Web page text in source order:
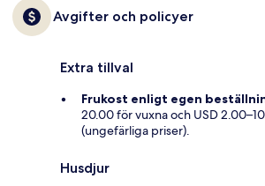
Avgifter och policyer
Extra tillval
Frukost enligt egen
20.00 för vuxna och USD
(ungefärliga priser).
Husdjur